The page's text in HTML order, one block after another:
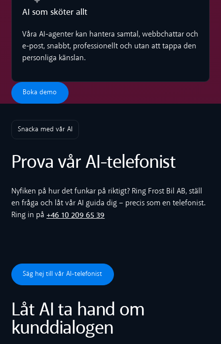
AI som sköter allt
Våra AI-agenter kan hantera samtal, webbchattar och
e-post, snabbt, professionellt och utan att tappa den
personliga känslan.
Boka demo
Boka demo
Snacka med vår AI
Prova vår AI-telefonist
Nyfiken på hur det funkar på riktigt? Ring Frost Bil AB, ställ
en fråga och låt vår AI guida dig – precis som en telefonist.
Ring in på+46 10 209 65 39
Säg hej till vår AI-telefonist
Säg hej till vår AI-telefonist
Låt AI ta hand om
kunddialogen